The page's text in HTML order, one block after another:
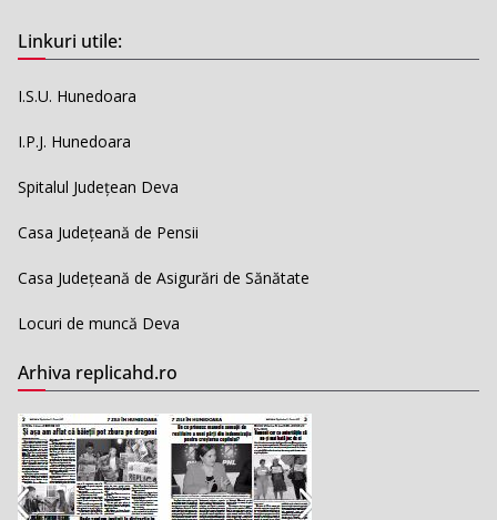
Linkuri utile:
I.S.U. Hunedoara
I.P.J. Hunedoara
Spitalul Județean Deva
Casa Județeană de Pensii
Casa Județeană de Asigurări de Sănătate
Locuri de muncă Deva
Arhiva replicahd.ro